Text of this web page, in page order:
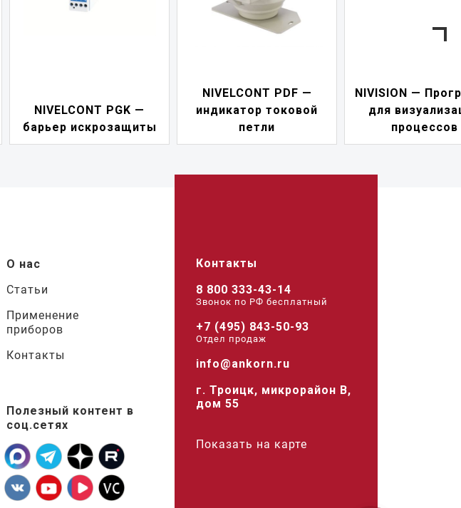
индикатор токовой
петли
NIVISION — Программа
для визуализации
процессов
NIPOWER —
питания
О нас
Статьи
Применение
приборов
Контакты
Полезный контент в
соц.сетях
Контакты
8 800 333-43-14
Звонок по РФ беcплатный
+7 (495) 843-50-93
Отдел продаж
info@ankorn.ru
г. Троицк, микрорайон В,
дом 55
Показать на карте